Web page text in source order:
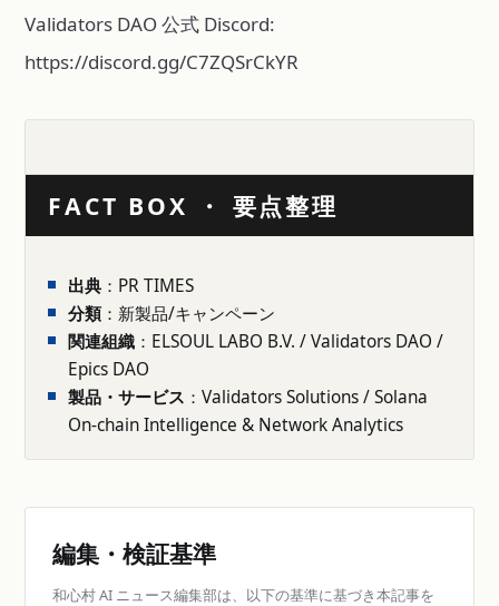
Validators DAO 公式 Discord:
https://discord.gg/C7ZQSrCkYR
FACT BOX ・ 要点整理
出典 ：PR TIMES
分類：新製品/キャンペーン
関連組織 ：ELSOUL LABO B.V. / Validators DAO /
Epics DAO
製品・サービス ：Validators Solutions / Solana
On-chain Intelligence & Network Analytics
編集・検証基準
和心村 AI ニュース編集部は、以下の基準に基づき本記事を